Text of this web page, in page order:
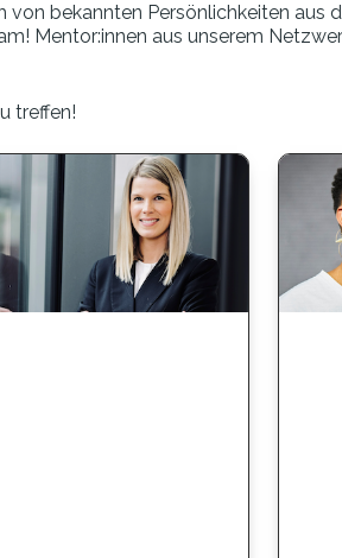
von bekannten Persönlichkeiten
Mentor:innen aus unserem
treffen!